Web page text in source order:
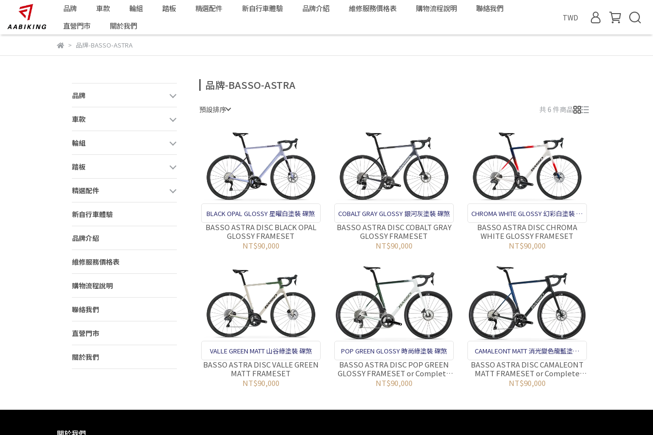
品牌 車款 輪組 踏板 精選配件 新自行車體驗 品牌介紹 維修服務價格表 購物流程說明
聯絡我們
直營門市
關於我們
TWD
品牌-BASSO-ASTRA
品牌
車款
輪組
踏板
精選配件
新自行車體驗
品牌介紹
維修服務價格表
購物流程說明
聯絡我們
直營門市
關於我們
品牌-BASSO-ASTRA
預設排序 共 6 件商品
BLACK OPAL GLOSSY 星曜白塗裝 碟煞
BASSO ASTRA DISC BLACK OPAL
GLOSSY FRAMESET
NT$90,000
COBALT GRAY GLOSSY 銀河灰塗裝 碟煞
BASSO ASTRA DISC COBALT GRAY
GLOSSY FRAMESET
NT$90,000
CHROMA WHITE GLOSSY 幻彩白塗裝 碟
煞
BASSO ASTRA DISC CHROMA
WHITE GLOSSY FRAMESET
NT$90,000
VALLE GREEN MATT 山谷綠塗裝 碟煞
BASSO ASTRA DISC VALLE GREEN
MATT FRAMESET
NT$90,000
POP GREEN GLOSSY 時尚綠塗裝 碟煞
BASSO ASTRA DISC POP GREEN
GLOSSY FRAMESET or Complete
Bike
NT$90,000
CAMALEONT MATT 消光變色龍藍塗裝
碟煞
BASSO ASTRA DISC CAMALEONT
MATT FRAMESET or Complete
Bike
NT$90,000